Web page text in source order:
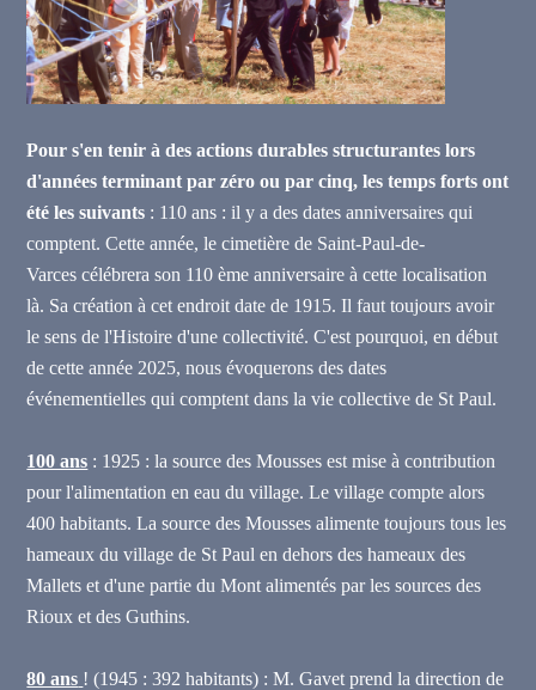
Pour s'en tenir à des actions durables structurantes lors
d'années terminant par zéro ou par cinq, les temps forts ont
été les suivants : 110 ans : il y a des dates anniversaires qui
comptent. Cette année, le cimetière de Saint-Paul-de-
Varcescélébrera son 110 ème anniversaire à cette localisation
là. Sa création à cet endroit date de 1915. Il faut toujours avoir
le sens de l'Histoire d'une collectivité. C'est pourquoi, en début
de cette année 2025, nous évoquerons des dates
événementielles qui comptent dans la vie collective de St Paul.
100 ans : 1925 : la source des Mousses est mise à contribution
pour l'alimentation en eau du village. Le village compte alors
400 habitants. La source des Mousses alimente toujours tous les
hameaux du village de St Paulen dehors des hameaux des
Mallets et d'une partie du Mont alimentés par les sources des
Rioux et des Guthins.
80 ans ! (1945 : 392 habitants) : M. Gavet prend la direction de